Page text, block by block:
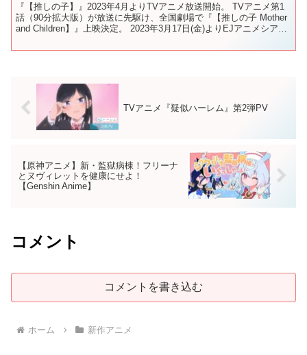
『【推しの子】』2023年4月よりTVアニメ放送開始。 TVアニメ第1
話（90分拡大版）が放送に先駆け、全国劇場で『【推しの子 Mother
and Children】』上映決定。 2023年3月17日(金)よりEJアニメシアタ
TVアニメ『疑似ハーレム』第2弾PV
【原神アニメ】新・監獄病棟！フリーナ
とヌヴィレットを健康にせよ！
【Genshin Anime】
コメント
コメントを書き込む
ホーム 新作アニメ